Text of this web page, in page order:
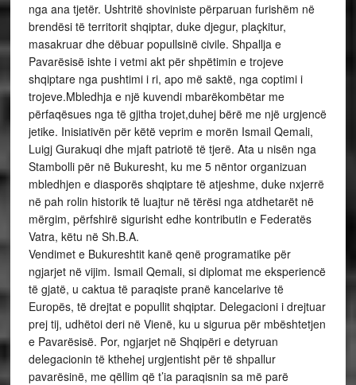
nga ana tjetër. Ushtritë shoviniste përparuan furishëm në
brendësi të territorit shqiptar, duke djegur, plaçkitur,
masakruar dhe dëbuar popullsinë civile. Shpallja e
Pavarësisë ishte i vetmi akt për shpëtimin e trojeve
shqiptare nga pushtimi i ri, apo më saktë, nga coptimi i
trojeve.Mbledhja e një kuvendi mbarëkombëtar me
përfaqësues nga të gjitha trojet,duhej bërë me një urgjencë
jetike. Inisiativën për këtë veprim e morën Ismail Qemali,
Luigj Gurakuqi dhe mjaft patriotë të tjerë. Ata u nisën nga
Stambolli për në Bukuresht, ku me 5 nëntor organizuan
mbledhjen e diasporës shqiptare të atjeshme, duke nxjerrë
në pah rolin historik të luajtur në tërësi nga atdhetarët në
mërgim, përfshirë sigurisht edhe kontributin e Federatës
Vatra, këtu në Sh.B.A.
Vendimet e Bukureshtit kanë qenë programatike për
ngjarjet në vijim. Ismail Qemali, si diplomat me eksperiencë
të gjatë, u caktua të paraqiste pranë kancelarive të
Europës, të drejtat e popullit shqiptar. Delegacioni i drejtuar
prej tij, udhëtoi deri në Vienë, ku u sigurua për mbështetjen
e Pavarësisë. Por, ngjarjet në Shqipëri e detyruan
delegacionin të kthehej urgjentisht për të shpallur
pavarësinë, me qëllim që t’ia paraqisnin sa më parë